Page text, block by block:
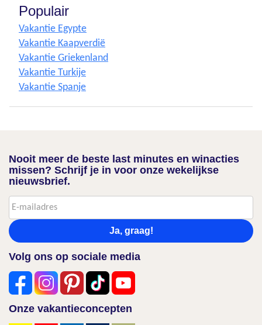
Populair
Vakantie Egypte
Vakantie Kaapverdië
Vakantie Griekenland
Vakantie Turkije
Vakantie Spanje
Nooit meer de beste last minutes en winacties
missen? Schrijf je in voor onze wekelijkse
nieuwsbrief.
Ja, graag!
Volg ons op sociale media
Onze vakantieconcepten